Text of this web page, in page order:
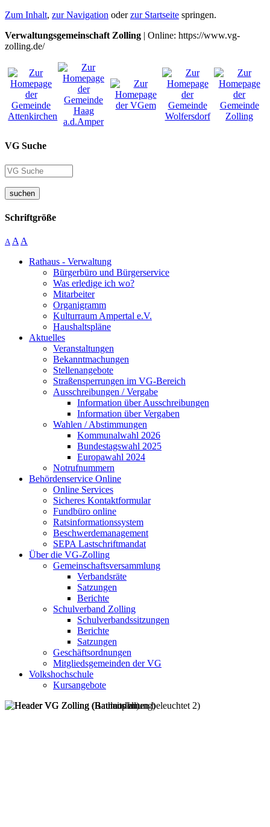
Zum Inhalt, zur Navigation oderzur Startseite springen.
Verwaltungsgemeinschaft Zolling | Online: https://www.vg-
zolling.de/
VG Suche
suchen
Schriftgröße
A A A
Rathaus - Verwaltung
Bürgerbüro und Bürgerservice
Was erledige ich wo?
Mitarbeiter
Organigramm
Kulturraum Ampertal e.V.
Haushaltspläne
Aktuelles
Veranstaltungen
Bekanntmachungen
Stellenangebote
Straßensperrungen im VG-Bereich
Ausschreibungen / Vergabe
Information über Ausschreibungen
Information über Vergaben
Wahlen / Abstimmungen
Kommunalwahl 2026
Bundestagswahl 2025
Europawahl 2024
Notrufnummern
Behördenservice Online
Online Services
Sicheres Kontaktformular
Fundbüro online
Ratsinformationssystem
Beschwerdemanagement
SEPA Lastschriftmandat
Über die VG-Zolling
Gemeinschaftsversammlung
Verbandsräte
Satzungen
Berichte
Schulverband Zolling
Schulverbandssitzungen
Berichte
Satzungen
Geschäftsordnungen
Mitgliedsgemeinden der VG
Volkshochschule
Kursangebote